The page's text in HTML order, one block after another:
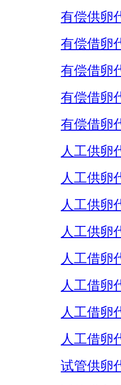
有偿供卵
有偿借卵
有偿借卵
有偿借卵
有偿借卵
人工供卵
人工供卵
人工供卵
人工供卵
人工借卵
人工借卵
人工借卵
人工借卵
试管供卵